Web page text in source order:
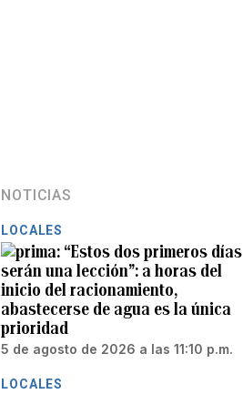
NOTICIAS
LOCALES
“Estos dos primeros días
serán una lección”: a horas del
inicio del racionamiento,
abastecerse de agua es la única
prioridad
5 de agosto de 2026 a las 11:10 p.m.
LOCALES